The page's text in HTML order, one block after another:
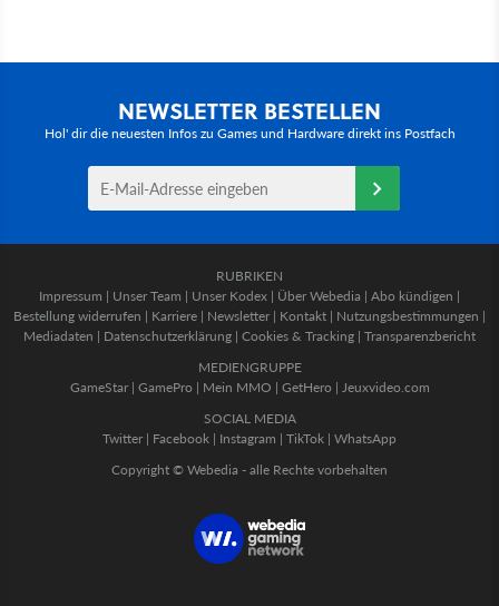
NEWSLETTER BESTELLEN
Hol' dir die neuesten Infos zu Games und Hardware direkt ins Postfach
RUBRIKEN
Impressum | Unser Team | Unser Kodex | Über Webedia | Abo kündigen |
Bestellung widerrufen | Karriere | Newsletter | Kontakt | Nutzungsbestimmungen |
Mediadaten | Datenschutzerklärung | Cookies & Tracking | Transparenzbericht
MEDIENGRUPPE
GameStar| GamePro | Mein MMO | GetHero | Jeuxvideo.com
SOCIAL MEDIA
Twitter | Facebook | Instagram | TikTok | WhatsApp
Copyright © Webedia - alle Rechte vorbehalten